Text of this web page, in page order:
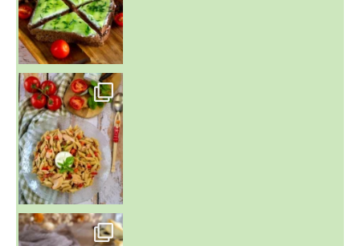
~ SALADE DE PÂTES AUX DEUX TOMATES THON ET BURRA
~ FINANCIERS MYRTILLES ET CITRON ~
Aujourd'hu